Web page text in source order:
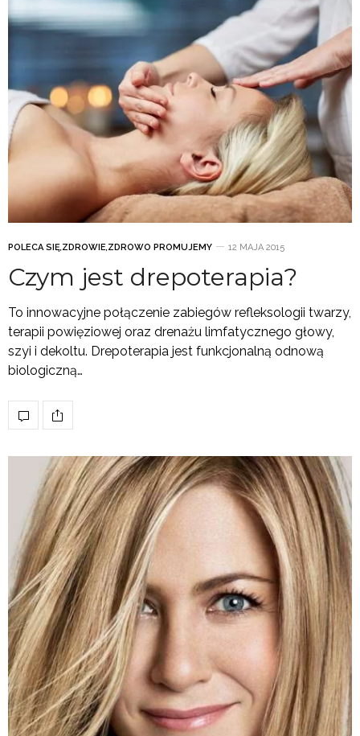
POLECA SIĘ,ZDROWIE,ZDROWO PROMUJEMY 12 MAJA 2015
Czym jest drepoterapia?
To innowacyjne połączenie zabiegów refleksologii twarzy,
terapii powięziowej oraz drenażu limfatycznego głowy,
szyi i dekoltu. Drepoterapia jest funkcjonalną odnową
biologiczną…